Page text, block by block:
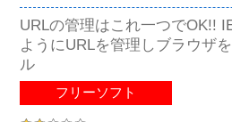
URLの管理はこれ一つでOK!!
ようにURLを管理しブラウザ
ル
フリーソフト